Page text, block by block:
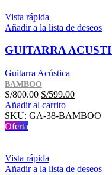
Vista rápida
Añadir a la lista de deseos
GUITARRA
Guitarra Acústica
BAMBOO
S/800.00 El
precio
original
S/599.00El
actual
Añadir al carrito
SKU: GA-38-BAMBOO
Oferta
Vista rápida
Añadir a la lista de deseos